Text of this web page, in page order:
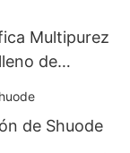
Multipurez
de
de Shuode